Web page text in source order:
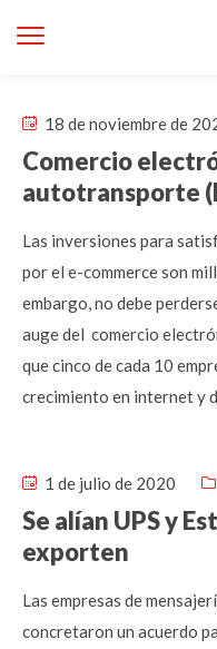
18 de noviembre de
Comercio
autotransporte
Las inversiones para
por el e-commerce son
embargo, no debe
auge del comercio
que cinco de cada 10
crecimiento en internet y
1 de julio de 2020
Se alían UPS y
exporten
Las empresas de
concretaron un acuerdo